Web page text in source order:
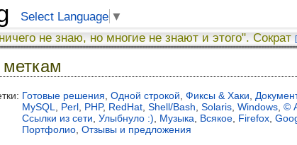
Select Language ▼
не знаю, но многие не знают и этого". Сократ
Готовые решения Одной строкой Фиксы & Хаки
MySQL
Perl PHP, RedHat Shell/Bash Solaris Windows ©
Ссылки из сети Улыбнуло :) Музыка Всякое Firefox
Портфолио Отзывы и предложения